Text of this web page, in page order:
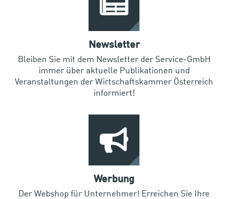
Newsletter
Bleiben Sie mit dem Newsletter der Service-GmbH
immer über aktuelle Publikationen und
Veranstaltungen der Wirtschaftskammer Österreich
informiert!
Werbung
Der Webshop für Unternehmer! Erreichen Sie Ihre